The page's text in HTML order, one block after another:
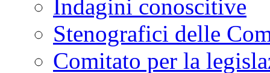
Indagini conoscitive
Stenografici delle
Comitato per la